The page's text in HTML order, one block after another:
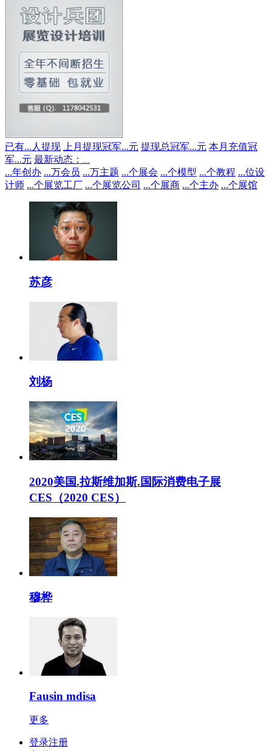
已有... 人提现 上月提现冠军...元 提现总冠军...元 本月充值冠
军...元 最新动态： ...
...年创办 ...万会员 ...万主题 ...个展会 ...个模型 ...个教程 ...位设
计师 ...个展览工厂 ...个展览公司 ...个展商 ...个主办 ...个展馆
苏彦
刘杨
2020美国.拉斯维加斯.国际消费电子展
CES（2020 CES）
穆桦
Fausin mdisa
更多
登录注册